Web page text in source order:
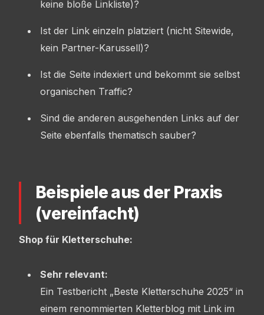
keine bloße Linkliste)?
Ist der Link einzeln platziert (nicht Sitewide,
kein Partner-Karussell)?
Ist die Seite indexiert und bekommt sie selbst
organischen Traffic?
Sind die anderen ausgehenden Links auf der
Seite ebenfalls thematisch sauber?
Beispiele aus der Praxis
(vereinfacht)
Shop für Kletterschuhe:
Sehr relevant:
Ein Testbericht „Beste Kletterschuhe 2025“ in
einem renommierten Kletterblog mit Link im